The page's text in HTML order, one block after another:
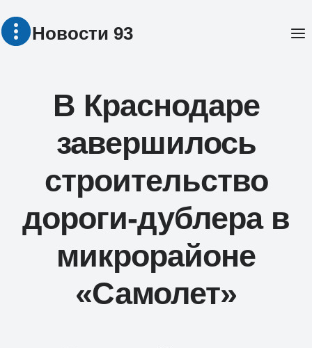
Перейти
Новости 93
В Краснодаре
завершилось
строительство
дороги-дублера в
микрорайоне
«Самолет»